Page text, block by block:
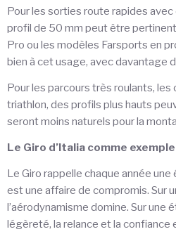
Pour les sorties route rapides avec
profil de 50 mm peut être
Pro ou les modèles Farsports en
bien à cet usage, avec davantage
Pour les parcours très roulants,
triathlon, des profils plus hauts
seront moins naturels pour la
Le Giro d’Italia comme
Le Giro rappelle chaque année
est une affaire de compromis. Sur
l’aérodynamisme domine. Sur une
légèreté, la relance et la